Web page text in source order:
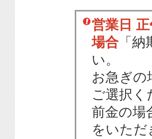
営業日
場合 「
い。
お急ぎの
ご選択く
前金の場
をいた